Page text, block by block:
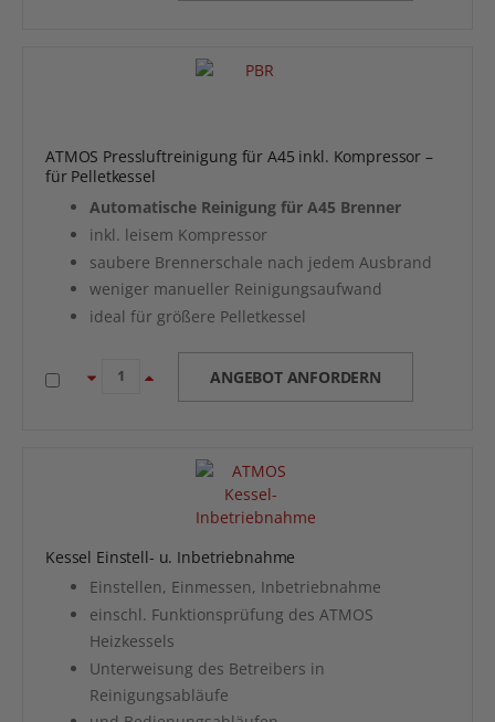
ATMOS Pressluftreinigung für A45 inkl. Kompressor –
für Pelletkessel
Automatische Reinigung für A45 Brenner
inkl. leisem Kompressor
saubere Brennerschale nach jedem Ausbrand
weniger manueller Reinigungsaufwand
ideal für größere Pelletkessel
ANGEBOT ANFORDERN
Kessel Einstell- u. Inbetriebnahme
Einstellen, Einmessen, Inbetriebnahme
einschl. Funktionsprüfung des ATMOS
Heizkessels
Unterweisung des Betreibers in
Reinigungsabläufe